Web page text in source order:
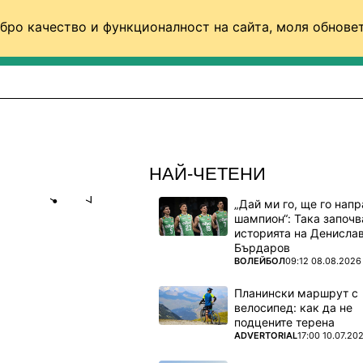
качество и функционалност на сайта, моля
НАЙ-ЧЕТЕНИ
„Дай ми го, ще го
шампион“: Така
историята на Денислав
Бърдаров
ПОВЕЧЕ ОТ
ВОЛЕЙБОЛ09:12 08.08.2026
Планински маршрут с
велосипед: как да не
подцените терена
ПОВЕЧЕ ОТ
ADVERTORIAL17:00